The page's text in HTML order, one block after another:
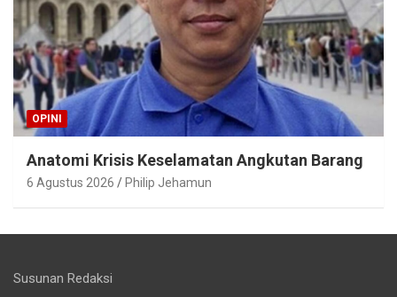
OPINI
Anatomi Krisis Keselamatan Angkutan Barang
6 Agustus 2026 Philip Jehamun
Susunan Redaksi